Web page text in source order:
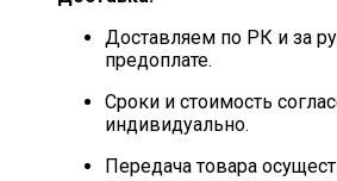
Доставляем по РК и за
предоплате.
Сроки и стоимость
индивидуально.
Передача товара